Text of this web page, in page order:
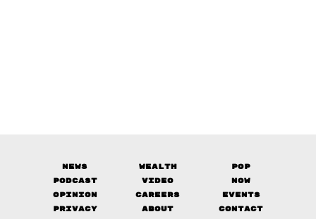
News Wealth
Pop
Podcast
Video
Now
Opinion
Careers
Events
Privacy
About Contact